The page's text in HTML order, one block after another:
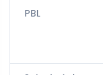
PBL